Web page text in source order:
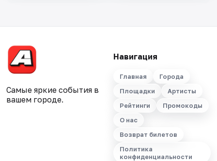
Самые яркие события в
вашем городе.
Навигация
Главная
Города
Площадки
Артисты
Рейтинги
Промокоды
О нас
Возврат билетов
Политика
конфиденциальности